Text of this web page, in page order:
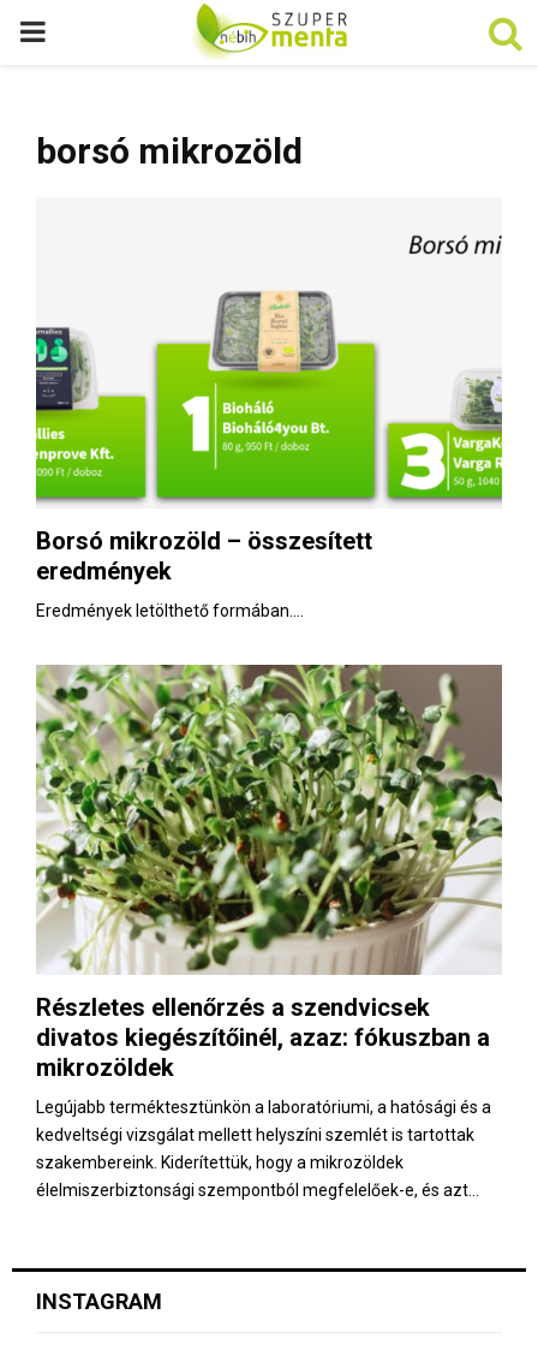
P
R
Y
M
N
U
borsó mikrozöld
Borsó mikrozöld – összesített
eredmények
Eredmények letölthető formában....
Részletes ellenőrzés a szendvicsek
divatos kiegészítőinél, azaz: fókuszban a
mikrozöldek
Legújabb terméktesztünkön a laboratóriumi, a hatósági és a
kedveltségi vizsgálat mellett helyszíni szemlét is tartottak
szakembereink. Kiderítettük, hogy a mikrozöldek
élelmiszerbiztonsági szempontból megfelelőek-e, és azt...
INSTAGRAM